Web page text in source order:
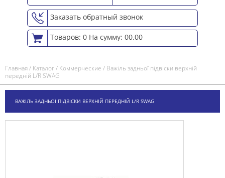
Заказать обратный звонок
Товаров: 0 На сумму: 00.00
Главная/ Каталог/ Коммерческие / Важіль задньої підвіски верхній
передній L/R SWAG
ВАЖІЛЬ ЗАДНЬОЇ ПІДВІСКИ ВЕРХНІЙ ПЕРЕДНІЙ L/R SWAG